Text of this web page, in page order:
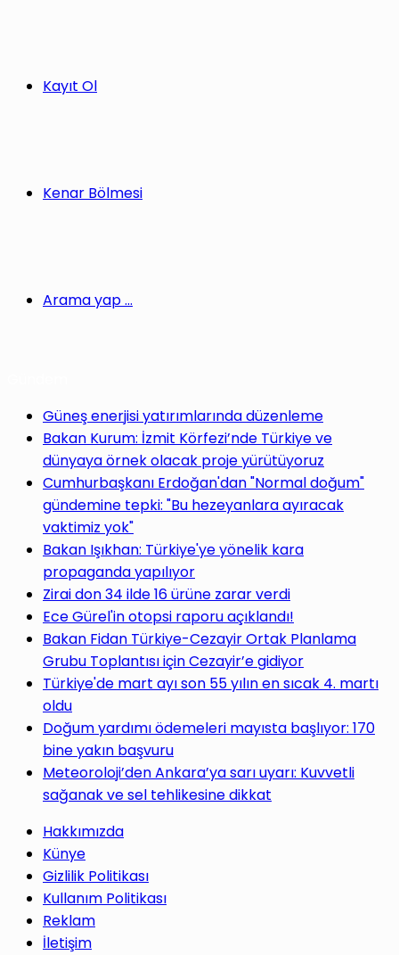
Kayıt Ol
Kenar Bölmesi
Arama yap ...
Güneş enerjisi yatırımlarında düzenleme
Bakan Kurum: İzmit Körfezi’nde Türkiye ve
dünyaya örnek olacak proje yürütüyoruz
Cumhurbaşkanı Erdoğan'dan "Normal doğum"
gündemine tepki: "Bu hezeyanlara ayıracak
vaktimiz yok"
Bakan Işıkhan: Türkiye'ye yönelik kara
propaganda yapılıyor
Zirai don 34 ilde 16 ürüne zarar verdi
Ece Gürel'in otopsi raporu açıklandı!
Bakan Fidan Türkiye-Cezayir Ortak Planlama
Grubu Toplantısı için Cezayir’e gidiyor
Türkiye'de mart ayı son 55 yılın en sıcak 4. martı
oldu
Doğum yardımı ödemeleri mayısta başlıyor: 170
bine yakın başvuru
Meteoroloji’den Ankara’ya sarı uyarı: Kuvvetli
sağanak ve sel tehlikesine dikkat
Hakkımızda
Künye
Gizlilik Politikası
Kullanım Politikası
Reklam
İletişim